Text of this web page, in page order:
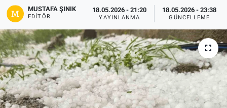
MUSTAFA ŞINIK
EDITÖR
18.05.2026 - 21:20
YAYINLANMA
18.05.2026 - 23:38
GÜNCELLEME
Magazin
Politika
Resmi İlanlar